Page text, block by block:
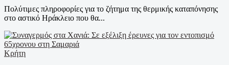
Πολύτιμες πληροφορίες για το ζήτημα της θερμικής καταπόνησης
στο αστικό Ηράκλειο που θα...
Κρήτη